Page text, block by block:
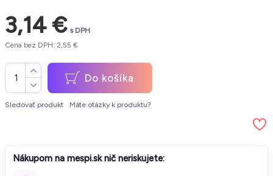
3,14 € s DPH
Cena bez DPH: 2,55 €
Do košíka
Sledovať produkt Máte otázky k produktu?
Nákupom na mespi.sk nič neriskujete: